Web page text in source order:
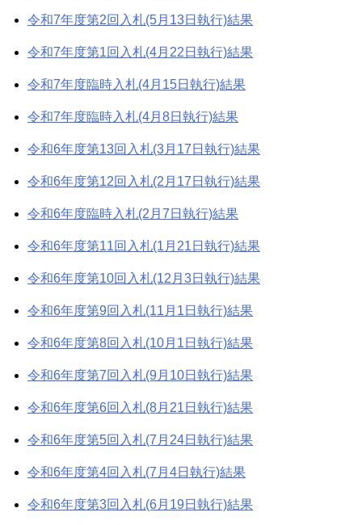
令和7年度第2回入札(5月13日執行)結果
令和7年度第1回入札(4月22日執行)結果
令和7年度臨時入札(4月15日執行)結果
令和7年度臨時入札(4月8日執行)結果
令和6年度第13回入札(3月17日執行)結果
令和6年度第12回入札(2月17日執行)結果
令和6年度臨時入札(2月7日執行)結果
令和6年度第11回入札(1月21日執行)結果
令和6年度第10回入札(12月3日執行)結果
令和6年度第9回入札(11月1日執行)結果
令和6年度第8回入札(10月1日執行)結果
令和6年度第7回入札(9月10日執行)結果
令和6年度第6回入札(8月21日執行)結果
令和6年度第5回入札(7月24日執行)結果
令和6年度第4回入札(7月4日執行)結果
令和6年度第3回入札(6月19日執行)結果